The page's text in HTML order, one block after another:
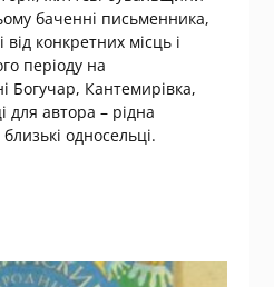
баченні письменника,
конкретних місць і
періоду на
Богучар, Кантемирівка,
для автора – рідна
односельці.